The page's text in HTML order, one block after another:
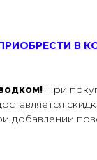
В
При
добавлении